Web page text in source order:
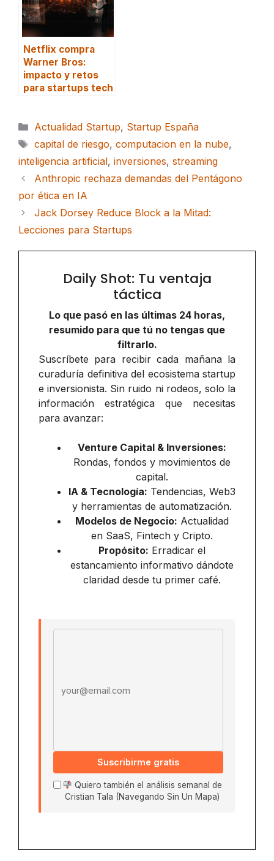
Netflix compra
Warner Bros:
impacto y retos
para startups tech
Categorías
Actualidad Startup, Startup España
Etiquetas
capital de riesgo, computacion en la nube,
inteligencia artificial, inversiones, streaming
Anthropic rechaza demandas del Pentágono
por ética en IA
Jack Dorsey Reduce Block a la Mitad:
Lecciones para Startups
Daily Shot: Tu ventaja
táctica
Lo que pasó en las últimas 24 horas,
resumido para que tú no tengas que
filtrarlo.
Suscríbete para recibir cada mañana la
curaduría definitiva del ecosistema startup
e inversionista. Sin ruido ni rodeos, solo la
información estratégica que necesitas
para avanzar:
Venture Capital & Inversiones:
Rondas, fondos y movimientos de
capital.
IA & Tecnología: Tendencias, Web3
y herramientas de automatización.
Modelos de Negocio: Actualidad
en SaaS, Fintech y Cripto.
Propósito: Erradicar el
estancamiento informativo dándote
claridad desde tu primer café.
Suscribirme gratis
Quiero también el análisis semanal de
Cristian Tala (Navegando Sin Un Mapa)